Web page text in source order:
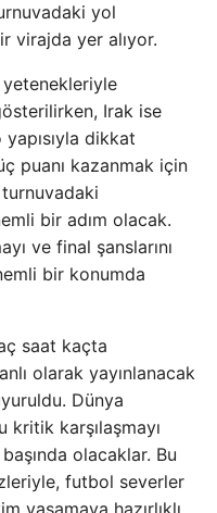
yol
virajda yer alıyor.
Irak ise
dikkat
puanı kazanmak için
turnuvadaki
bir adım olacak.
ve final şanslarını
bir konumda
saat kaçta
olarak yayınlanacak
Dünya
karşılaşmayı
olacaklar. Bu
futbol severler
yaşamaya hazırlıklı